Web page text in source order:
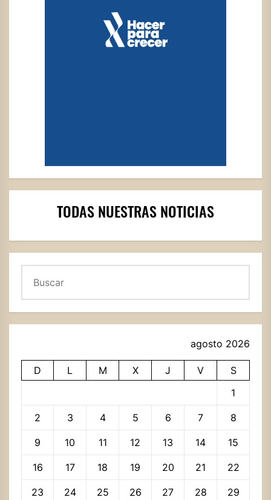
TODAS NUESTRAS NOTICIAS
agosto 2026
D L M X J V
S
1
2 3 4 5 6 7 8
9 10 11 12 13 14 15
16 17 18 19 20 21 22
23 24 25 26 27 28 29